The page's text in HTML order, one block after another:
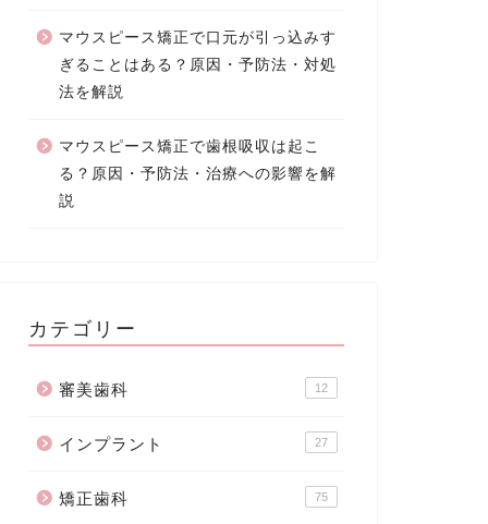
マウスピース矯正で口元が引っ込みす
ぎることはある？原因・予防法・対処
法を解説
マウスピース矯正で歯根吸収は起こ
る？原因・予防法・治療への影響を解
説
カテゴリー
審美歯科 12
インプラント 27
矯正歯科 75